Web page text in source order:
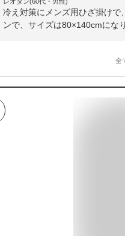
冷え対策にメンズ用ひざ掛け
ンで、サイズは80×140cmにな
全